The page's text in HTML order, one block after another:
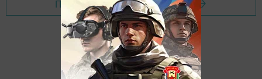
Перейти на страницу новости